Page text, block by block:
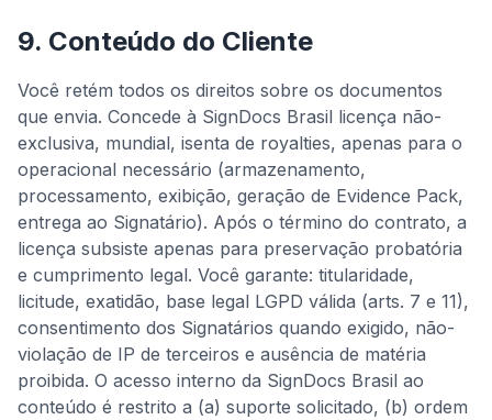
9. Conteúdo do Cliente
Você retém todos os direitos sobre os documentos
que envia. Concede à SignDocs Brasil licença não-
exclusiva, mundial, isenta de royalties, apenas para o
operacional necessário (armazenamento,
processamento, exibição, geração de Evidence Pack,
entrega ao Signatário). Após o término do contrato, a
licença subsiste apenas para preservação probatória
e cumprimento legal. Você garante: titularidade,
licitude, exatidão, base legal LGPD válida (arts. 7 e 11),
consentimento dos Signatários quando exigido, não-
violação de IP de terceiros e ausência de matéria
proibida. O acesso interno da SignDocs Brasil ao
conteúdo é restrito a (a) suporte solicitado, (b) ordem